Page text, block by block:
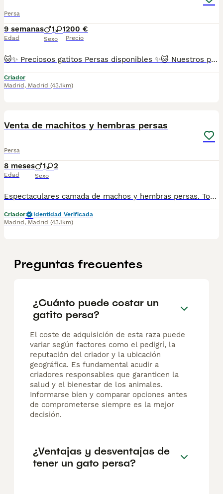
Persa
9 semanas
Edad
1 1
Sexo
200 €
Precio
🐱✨ Preciosos gatitos Persas disponibles ✨🐱 Nuestros pequeños están libres de enfermedades genéticas, criados con mucho amor 💕 en un ambiente familiar 🏡. Son muy sociables y cariñosos, ¡te van a enamorar en cuanto los conozcas! 😻 Criamos distintas variedades de color de esta increíble raza, Tricolor, Carey, Red/Blue point, etc. 📋 Se entregan con: ✅ Dos vacunas ✅ Dos desparasitaciones ✅ Revisión veterinaria completa ✅ Cartilla sanitaria y contrato ✅ Microchip incluido 📍Puedes venir a verlos sin ningún compromiso de compra, ¡será un placer recibirte! 🐾 (FOTOS REALES DE NUESTROS ESPECTACULARES GATITOS PERSAS, NADA DE MULTICRIADEROS NI FOTOS SACADAS DE INTERNET) Se pueden enviar a cualquier parte de España 🚚 Reserva mínima 200€. 📞 Atiendo por teléfono y WhatsApp. 💖 Gatitos muy chatitos, adorables y listos para llenar tu hogar de amor y ronroneos.
Criador
Madrid , Madrid (43.1km)
Venta de machitos y hembras persas
Persa
8 meses
Edad
1 2
Sexo
Espectaculares camada de machos y hembras persas. Todos los cachorritos se entregan con unos dos meses y medio de edad y sus vacunas correspondientes, desparasitados interna y externamente, con certificado de salud, y garantía tanto por enfermedad vírica como congénito genética. Posibilidad de entregar en toda España mediante transporte propio preparado para animales y con chofer privado. Los precios pueden variar según las características y morfología de cada cachorro. Añádenos al whats app o llámanos, y encantados atenderemos todas tus dudas y consultas. Teléfono / Whats app: 641 92 23 90
Criador
Identidad Verificada
Madrid , Madrid (43.1km)
Preguntas frecuentes
¿Cuánto puede costar un
gatito persa?
El coste de adquisición de esta raza puede
variar según factores como el pedigrí, la
reputación del criador y la ubicación
geográfica. Es fundamental acudir a
criadores responsables que garanticen la
salud y el bienestar de los animales.
Informarse bien y comparar opciones antes
de comprometerse siempre es la mejor
decisión.
¿Ventajas y desventajas de
tener un gato persa?